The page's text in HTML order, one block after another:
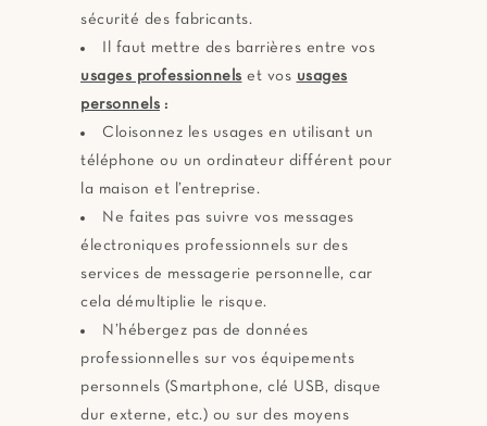
sécurité des fabricants.
Il faut mettre des barrières entre vos
usages professionnels et vos usages
personnels :
Cloisonnez les usages en utilisant un
téléphone ou un ordinateur différent pour
la maison et l’entreprise.
Ne faites pas suivre vos messages
électroniques professionnels sur des
services de messagerie personnelle, car
cela démultiplie le risque.
N’hébergez pas de données
professionnelles sur vos équipements
personnels (Smartphone, clé USB, disque
dur externe, etc.) ou sur des moyens